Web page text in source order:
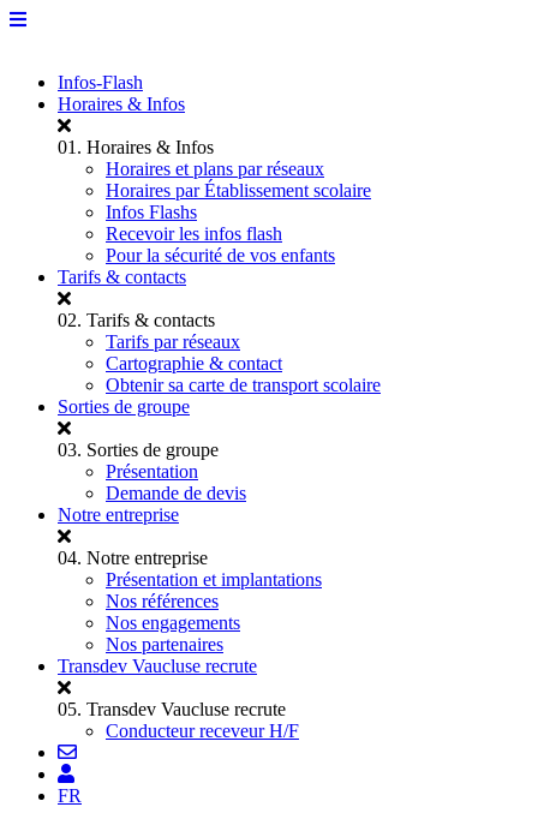
Infos-Flash
Horaires & Infos
01. Horaires & Infos
Horaires et plans par réseaux
Horaires par Établissement scolaire
Infos Flashs
Recevoir les infos flash
Pour la sécurité de vos enfants
Tarifs & contacts
02. Tarifs & contacts
Tarifs par réseaux
Cartographie & contact
Obtenir sa carte de transport scolaire
Sorties de groupe
03. Sorties de groupe
Présentation
Demande de devis
Notre entreprise
04. Notre entreprise
Présentation et implantations
Nos références
Nos engagements
Nos partenaires
Transdev Vaucluse recrute
05. Transdev Vaucluse recrute
Conducteur receveur H/F
FR